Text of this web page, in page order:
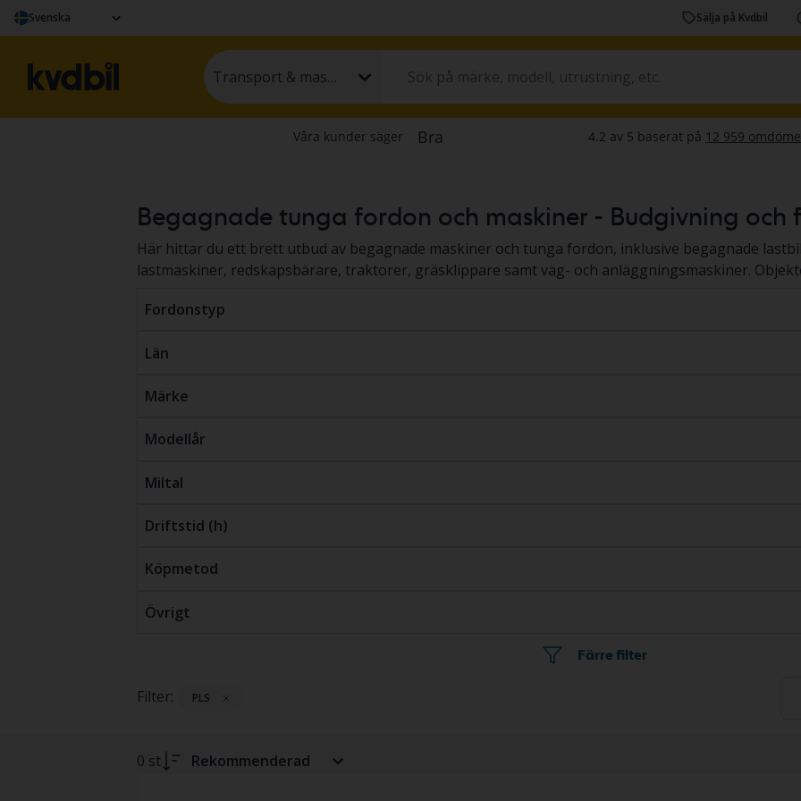
Svenska Sälja på Kvdbil
Transport & maskin
Begagnade tunga fordon och maskiner - Budgivning och
Här hittar du ett brett utbud av begagnade maskiner och tunga fordon, inklusive begagnade
lastmaskiner, redskapsbärare, traktorer, gräsklippare samt väg- och anläggningsmaskiner.
ett standardiserat dokumentationsprotokoll, så att du får en tydlig och trygg bild inför ditt köp.
Fordonstyp
Län
Märke
Modellår
Miltal
Driftstid (h)
Köpmetod
Övrigt
Färre filter
Filter: PLS
0 st Rekommenderad